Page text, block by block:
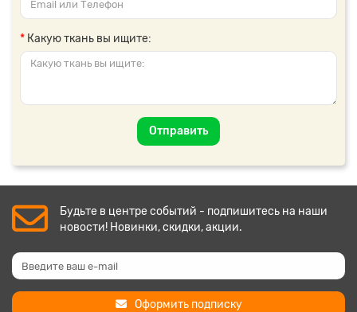
Какую ткань вы ищите:
Отправить
Будьте в центре событий - подпишитесь на наши
новости! Новинки, скидки, акции.
Оформить подписку